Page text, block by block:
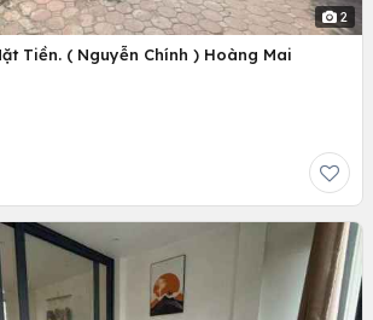
2
Tiền. ( Nguyễn Chính ) Hoàng Mai